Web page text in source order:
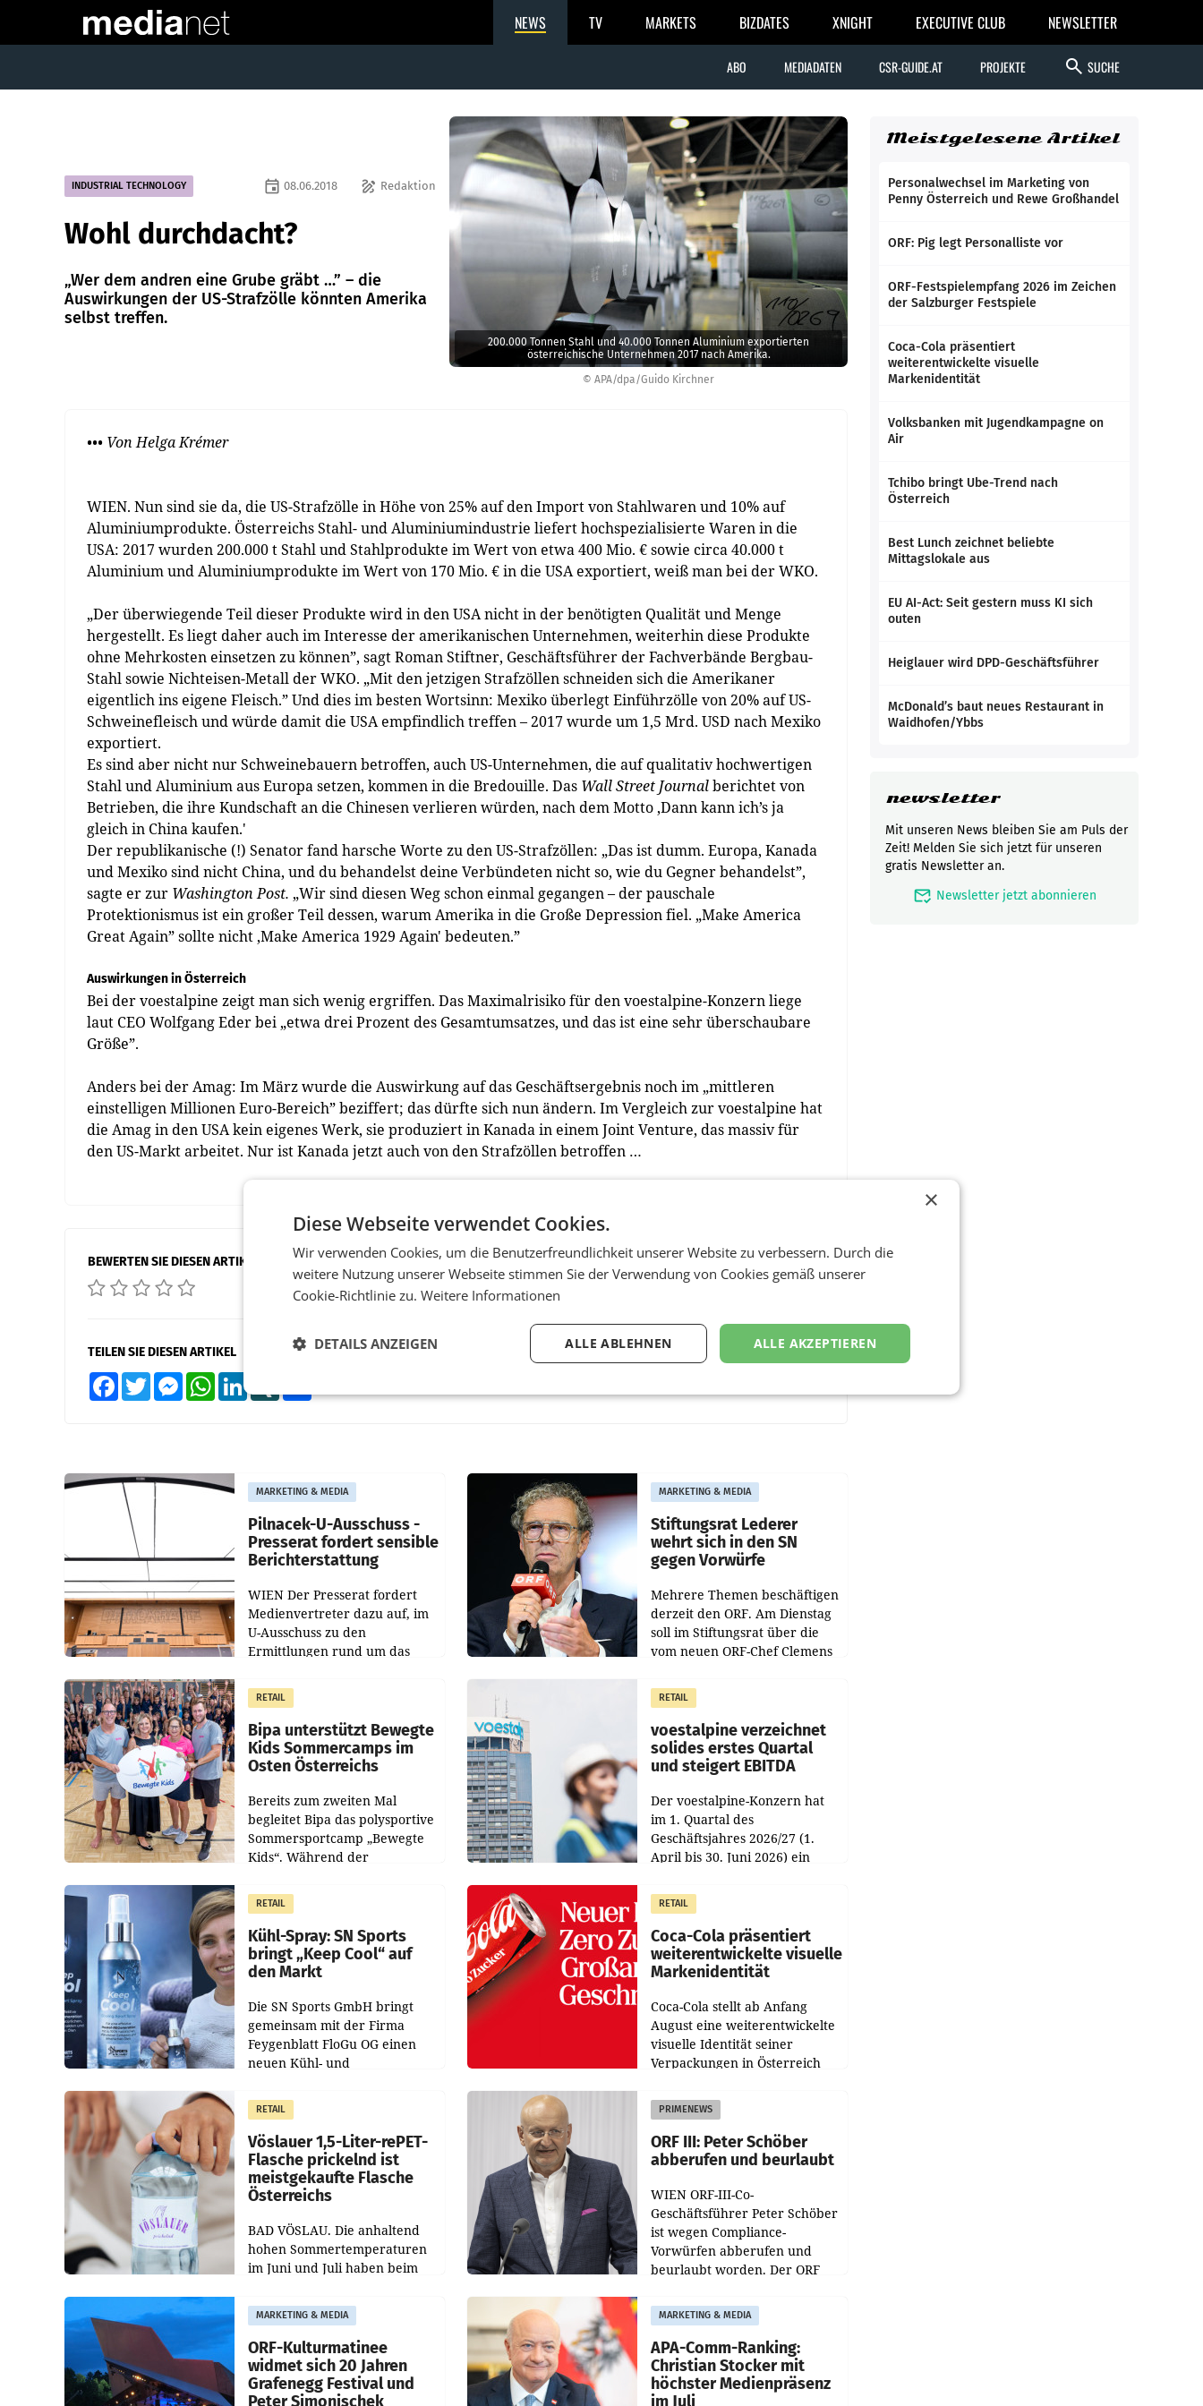
NEWS TV MARKETS BIZDATES XNIGHT EXECUTIVE CLUB NEWSLETTER
ABO MEDIADATEN CSR-GUIDE.AT PROJEKTE search SUCHE
© APA/dpa/Guido Kirchner
200.000 Tonnen Stahl und 40.000 Tonnen Aluminium exportierten
österreichische Unternehmen 2017 nach Amerika.
INDUSTRIAL TECHNOLOGY draw Redaktion
event 08.06.2018
Wohl durchdacht?
„Wer dem andren eine Grube gräbt …” – die
Auswirkungen der US-Strafzölle könnten Amerika
selbst treffen.
••• Von Helga Krémer
WIEN. Nun sind sie da, die US-Strafzölle in Höhe von 25% auf den Import von Stahlwaren und 10% auf
Aluminiumprodukte. Österreichs Stahl- und Aluminiumindustrie liefert hochspezialisierte Waren in die
USA: 2017 wurden 200.000 t Stahl und Stahlprodukte im Wert von etwa 400 Mio. € sowie circa 40.000 t
Aluminium und Aluminiumprodukte im Wert von 170 Mio. € in die USA exportiert, weiß man bei der WKO.
„Der überwiegende Teil dieser Produkte wird in den USA nicht in der benötigten Qualität und Menge
hergestellt. Es liegt daher auch im Interesse der amerikanischen Unternehmen, weiterhin diese Produkte
ohne Mehrkosten einsetzen zu können”, sagt Roman Stiftner, Geschäftsführer der Fachverbände Bergbau-
Stahl sowie Nichteisen-Metall der WKO. „Mit den jetzigen Strafzöllen schneiden sich die Amerikaner
eigentlich ins eigene Fleisch.” Und dies im besten Wortsinn: Mexiko überlegt Einführzölle von 20% auf US-
Schweinefleisch und würde damit die USA empfindlich treffen – 2017 wurde um 1,5 Mrd. USD nach Mexiko
exportiert.
Es sind aber nicht nur Schweinebauern betroffen, auch US-Unternehmen, die auf qualitativ hochwertigen
Stahl und Aluminium aus Europa setzen, kommen in die Bredouille. Das Wall Street Journalberichtet von
Betrieben, die ihre Kundschaft an die Chinesen verlieren würden, nach dem Motto ‚Dann kann ich’s ja
gleich in China kaufen.'
Der republikanische (!) Senator fand harsche Worte zu den US-Strafzöllen: „Das ist dumm. Europa, Kanada
und Mexiko sind nicht China, und du behandelst deine Verbündeten nicht so, wie du Gegner behandelst”,
sagte er zur Washington Post. „Wir sind diesen Weg schon einmal gegangen – der pauschale
Protektionismus ist ein großer Teil dessen, warum Amerika in die Große Depression fiel. „Make America
Great Again” sollte nicht ‚Make America 1929 Again' bedeuten.”
Auswirkungen in Österreich
Bei der voestalpine zeigt man sich wenig ergriffen. Das Maximalrisiko für den voestalpine-Konzern liege
laut CEO Wolfgang Eder bei „etwa drei Prozent des Gesamtumsatzes, und das ist eine sehr überschaubare
Größe”.
Anders bei der Amag: Im März wurde die Auswirkung auf das Geschäftsergebnis noch im „mittleren
einstelligen Millionen Euro-Bereich” beziffert; das dürfte sich nun ändern. Im Vergleich zur voestalpine hat
die Amag in den USA kein eigenes Werk, sie produziert in Kanada in einem Joint Venture, das massiv für
den US-Markt arbeitet. Nur ist Kanada jetzt auch von den Strafzöllen betroffen …
BEWERTEN SIE DIESEN ARTIKEL
TEILEN SIE DIESEN ARTIKEL
FacebookTwitter MessengerWhatsApp
MARKETING & MEDIA
Pilnacek-U-Ausschuss -
Presserat fordert sensible
Berichterstattung
WIEN Der Presserat fordert
Medienvertreter dazu auf, im
U-Ausschuss zu den
Ermittlungen rund um das
im Justizministerium, Christian
Pilnacek, auf sensible
MARKETING & MEDIA
Stiftungsrat Lederer
wehrt sich in den SN
gegen Vorwürfe
Mehrere Themen beschäftigen
derzeit den ORF. Am Dienstag
soll im Stiftungsrat über die
vom neuen ORF-Chef Clemens
Besetzungen für die
Direktionen abgestimmt
werden.
RETAIL
Bipa unterstützt Bewegte
Kids Sommercamps im
Osten Österreichs
Bereits zum zweiten Mal
begleitet Bipa das polysportive
Sommersportcamp „Bewegte
Kids“. Während der
Juli und August versorgt das
Unternehmen Kinder sowie
RETAIL
voestalpine verzeichnet
solides erstes Quartal
und steigert EBITDA
Der voestalpine-Konzern hat
im 1. Quartal des
Geschäftsjahres 2026/27 (1.
April bis 30. Juni 2026) ein
Der Umsatz stieg im Vergleich
zur Vorjahresperiode
RETAIL
Kühl-Spray: SN Sports
bringt „Keep Cool“ auf
den Markt
Die SN Sports GmbH bringt
gemeinsam mit der Firma
Feygenblatt FloGu OG einen
neuen Kühl- und
Markt. Das Produkt namens
„Keep Cool“ ist zu 100 Prozent
RETAIL
Coca-Cola präsentiert
weiterentwickelte visuelle
Markenidentität
Coca-Cola stellt ab Anfang
August eine weiterentwickelte
visuelle Identität seiner
Verpackungen in Österreich
Redesigns stehen zentrale
Gestaltungselemente
RETAIL
Vöslauer 1,5-Liter-rePET-
Flasche prickelnd ist
meistgekaufte Flasche
Österreichs
BAD VÖSLAU. Die anhaltend
hohen Sommertemperaturen
im Juni und Juli haben beim
Getränkehersteller Vöslauer zu
deutlichen Absatzzuwächsen
geführt. Während
PRIMENEWS
ORF III: Peter Schöber
abberufen und beurlaubt
WIEN ORF-III-Co-
Geschäftsführer Peter Schöber
ist wegen Compliance-
Vorwürfen abberufen und
beurlaubt worden. Der ORF
entsprechende
Medienberichte.
MARKETING & MEDIA
ORF-Kulturmatinee
widmet sich 20 Jahren
Grafenegg Festival und
Peter Simonischek
MARKETING & MEDIA
APA-Comm-Ranking:
Christian Stocker mit
höchster Medienpräsenz
im Juli
Meistgelesene Artikel
Personalwechsel im Marketing von
Penny Österreich und Rewe Großhandel
ORF: Pig legt Personalliste vor
ORF-Festspielempfang 2026 im Zeichen
der Salzburger Festspiele
Coca-Cola präsentiert
weiterentwickelte visuelle
Markenidentität
Volksbanken mit Jugendkampagne on
Air
Tchibo bringt Ube-Trend nach
Österreich
Best Lunch zeichnet beliebte
Mittagslokale aus
EU AI-Act: Seit gestern muss KI sich
outen
Heiglauer wird DPD-Geschäftsführer
McDonald’s baut neues Restaurant in
Waidhofen/Ybbs
newsletter
Mit unseren News bleiben Sie am Puls der
Zeit! Melden Sie sich jetzt für unseren
gratis Newsletter an.
mark_email_read Newsletter jetzt abonnieren
×
Diese Webseite verwendet Cookies.
Wir verwenden Cookies, um die Benutzerfreundlichkeit unserer Website zu verbessern. Durch die
weitere Nutzung unserer Webseite stimmen Sie der Verwendung von Cookies gemäß unserer
Cookie-Richtlinie zu. Weitere Informationen
ALLE AKZEPTIEREN
ALLE ABLEHNEN
DETAILS ANZEIGEN